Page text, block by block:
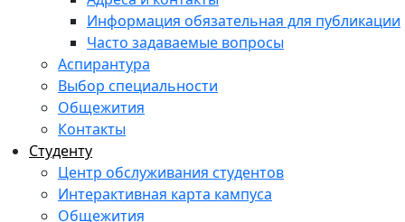
Информация обязательная для публикации
Часто задаваемые вопросы
Аспирантура
Выбор специальности
Общежития
Контакты
Студенту
Центр обслуживания студентов
Интерактивная карта кампуса
Общежития